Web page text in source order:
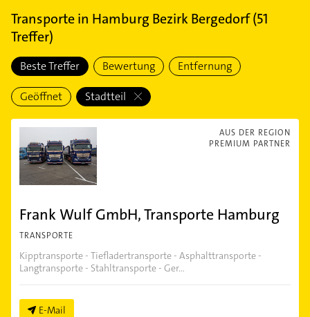
Transportein Hamburg Bezirk Bergedorf(51
Treffer)
Beste Treffer Bewertung Entfernung
Geöffnet Stadtteil
AUS DER REGION
PREMIUM PARTNER
Frank Wulf GmbH, Transporte Hamburg
TRANSPORTE
Kipptransporte - Tiefladertransporte - Asphalttransporte -
Langtransporte - Stahltransporte - Ger...
E-Mail